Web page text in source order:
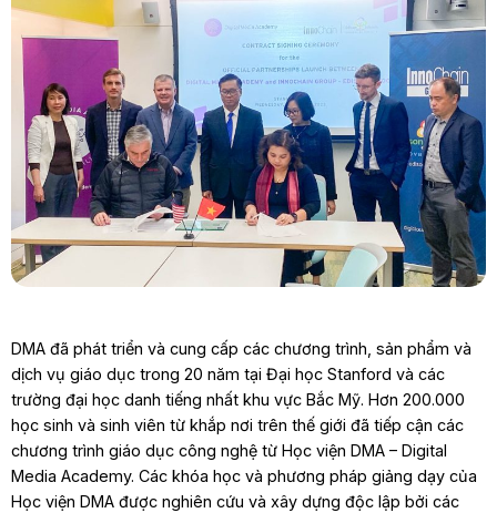
DMA đã phát triển và cung cấp các chương trình, sản phẩm và
dịch vụ giáo dục trong 20 năm tại Đại học Stanford và các
trường đại học danh tiếng nhất khu vực Bắc Mỹ. Hơn 200.000
học sinh và sinh viên từ khắp nơi trên thế giới đã tiếp cận các
chương trình giáo dục công nghệ từ Học viện DMA – Digital
Media Academy. Các khóa học và phương pháp giảng dạy của
Học viện DMA được nghiên cứu và xây dựng độc lập bởi các